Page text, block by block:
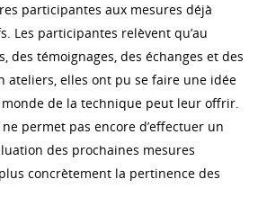
participantes aux mesures déjà
Les participantes relèvent qu’au
des témoignages, des échanges et des
ateliers, elles ont pu se faire une idée
de la technique peut leur offrir.
permet pas encore d’effectuer un
des prochaines mesures
concrètement la pertinence des